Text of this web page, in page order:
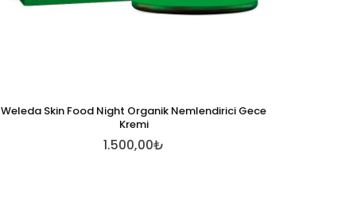
Weleda Skin Food Night Organik Nemlendirici Gece
Kremi
1.500,00₺